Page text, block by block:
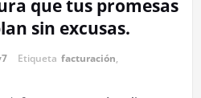
que tus promesas
sin excusas.
Etiqueta facturación,